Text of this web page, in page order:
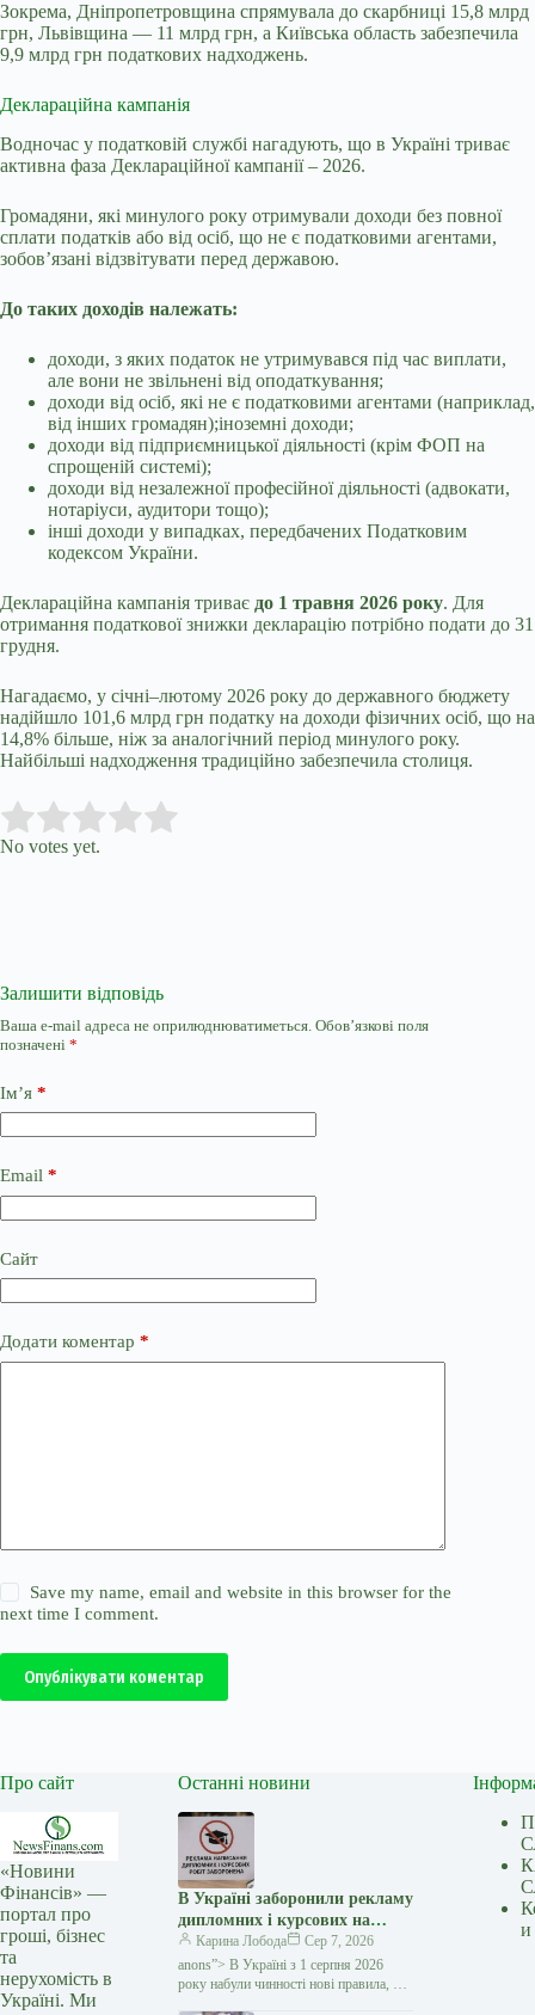
Зокрема, Дніпропетровщина спрямувала до скарбниці 15,8 млрд
грн, Львівщина — 11 млрд грн, а Київська область забезпечила
9,9 млрд грн податкових надходжень.
Деклараційна кампанія
Водночас у податковій службі нагадують, що в Україні триває
активна фаза Деклараційної кампанії – 2026.
Громадяни, які минулого року отримували доходи без повної
сплати податків або від осіб, що не є податковими агентами,
зобов’язані відзвітувати перед державою.
До таких доходів належать:
доходи, з яких податок не утримувався під час виплати,
але вони не звільнені від оподаткування;
доходи від осіб, які не є податковими агентами (наприклад,
від інших громадян);іноземні доходи;
доходи від підприємницької діяльності (крім ФОП на
спрощеній системі);
доходи від незалежної професійної діяльності (адвокати,
нотаріуси, аудитори тощо);
інші доходи у випадках, передбачених Податковим
кодексом України.
Деклараційна кампанія триває до 1 травня 2026 року. Для
отримання податкової знижки декларацію потрібно подати до 31
грудня.
Нагадаємо, у січні–лютому 2026 року до державного бюджету
надійшло 101,6 млрд грн податку на доходи фізичних осіб, що на
14,8% більше, ніж за аналогічний період минулого року.
Найбільші надходження традиційно забезпечила столиця.
Rate this item:
No votes yet.
Залишити відповідь
Ваша e-mail адреса не оприлюднюватиметься. Обов’язкові поля
позначені *
Ім’я *
Email *
Сайт
Додати коментар *
Save my name, email and website in this browser for the
next time I comment.
Опублікувати коментар
Про сайт
«Новини
Фінансів» —
портал про
гроші, бізнес
та
нерухомість в
Україні. Ми
Останні новини
В Україні заборонили рекламу
дипломних і курсових на
замовлення: кого стосуються
нові правила — Мінфін
Карина Лобода
Сер 7, 2026
anons”> В Україні з 1 серпня 2026
року набули чинності нові правила, які
и